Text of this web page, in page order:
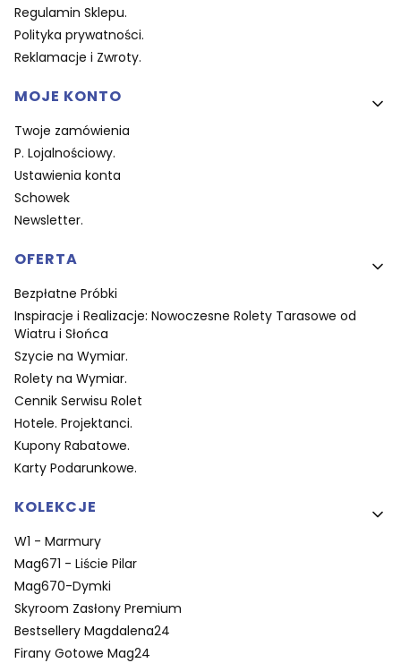
Regulamin Sklepu.
Polityka prywatności.
Reklamacje i Zwroty.
MOJE KONTO
Twoje zamówienia
P. Lojalnościowy.
Ustawienia konta
Schowek
Newsletter.
OFERTA
Bezpłatne Próbki
Inspiracje i Realizacje: Nowoczesne Rolety Tarasowe od
Wiatru i Słońca
Szycie na Wymiar.
Rolety na Wymiar.
Cennik Serwisu Rolet
Hotele. Projektanci.
Kupony Rabatowe.
Karty Podarunkowe.
KOLEKCJE
W1 - Marmury
Mag671 - Liście Pilar
Mag670-Dymki
Skyroom Zasłony Premium
Bestsellery Magdalena24
Firany Gotowe Mag24